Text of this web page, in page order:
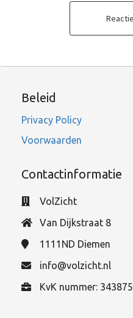
Beleid
Privacy Policy
Voorwaarden
Contactinformatie
VolZicht
Van Dijkstraat 8
1111ND Diemen
info@volzicht.nl
KvK nummer: